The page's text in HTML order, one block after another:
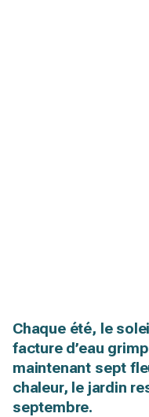
Chaque été, le
facture d’eau
maintenant sept
chaleur, le jardin
septembre.